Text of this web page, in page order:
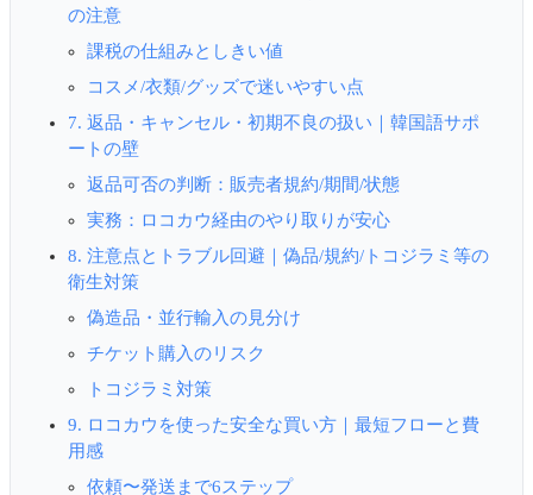
の注意
課税の仕組みとしきい値
コスメ/衣類/グッズで迷いやすい点
7. 返品・キャンセル・初期不良の扱い｜韓国語サポ
ートの壁
返品可否の判断：販売者規約/期間/状態
実務：ロコカウ経由のやり取りが安心
8. 注意点とトラブル回避｜偽品/規約/トコジラミ等の
衛生対策
偽造品・並行輸入の見分け
チケット購入のリスク
トコジラミ対策
9. ロコカウを使った安全な買い方｜最短フローと費
用感
依頼〜発送まで6ステップ